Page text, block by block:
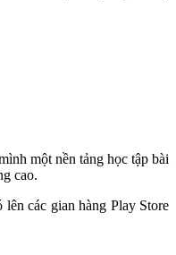
một nền tảng học tập bài
cao.
các gian hàng Play Store